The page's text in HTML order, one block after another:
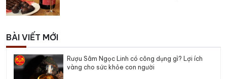
BÀI VIẾT MỚI
Rượu Sâm Ngọc Linh có công dụng gì? Lợi ích
vàng cho sức khỏe con người